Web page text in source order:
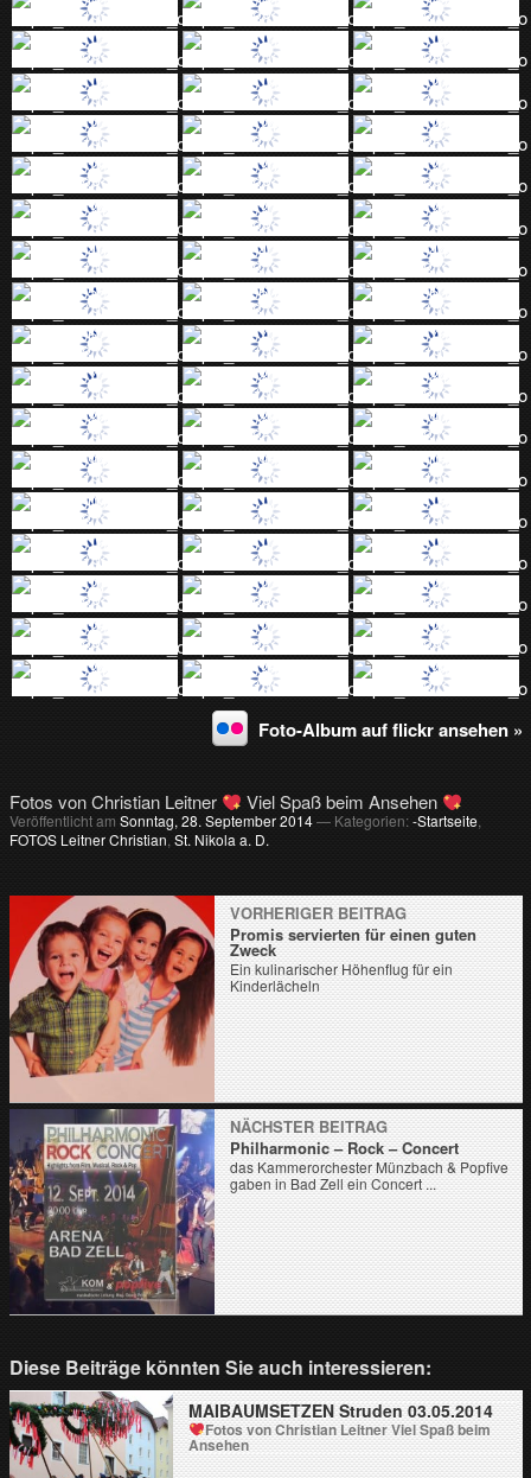
Foto-Album auf flickr ansehen »
Fotos von Christian Leitner Viel Spaß beim Ansehen
Veröffentlicht am Sonntag, 28. September 2014— Kategorien:-Startseite
FOTOS Leitner Christian, St. Nikola a. D.
VORHERIGER BEITRAG
Promis servierten für einen guten
Zweck
Ein kulinarischer Höhenflug für ein
Kinderlächeln
NÄCHSTER BEITRAG
Philharmonic – Rock – Concert
das Kammerorchester Münzbach & Popfive
gaben in Bad Zell ein Concert ...
Diese Beiträge könnten Sie auch interessieren:
MAIBAUMSETZEN Struden 03.05.2014
Fotos von Christian LeitnerViel Spaß beim
Ansehen